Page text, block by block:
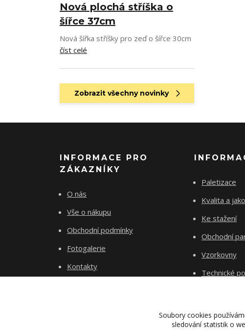
Nová plochá stříška o
šířce 37cm
Nová šířka stříšky pro zeď o šířce 30cm
číst celé
Zobrazit všechny novinky
INFORMACE PRO
ZÁKAZNÍKY
O nás
Vše o nákupu
Obchodní podmínky
Fotogalerie
Kontakty
Paletizace
Kvalita a
Ke stažení
Obchodní
Vzorkovny
Technické
Soubory cookies
sledování statistik o